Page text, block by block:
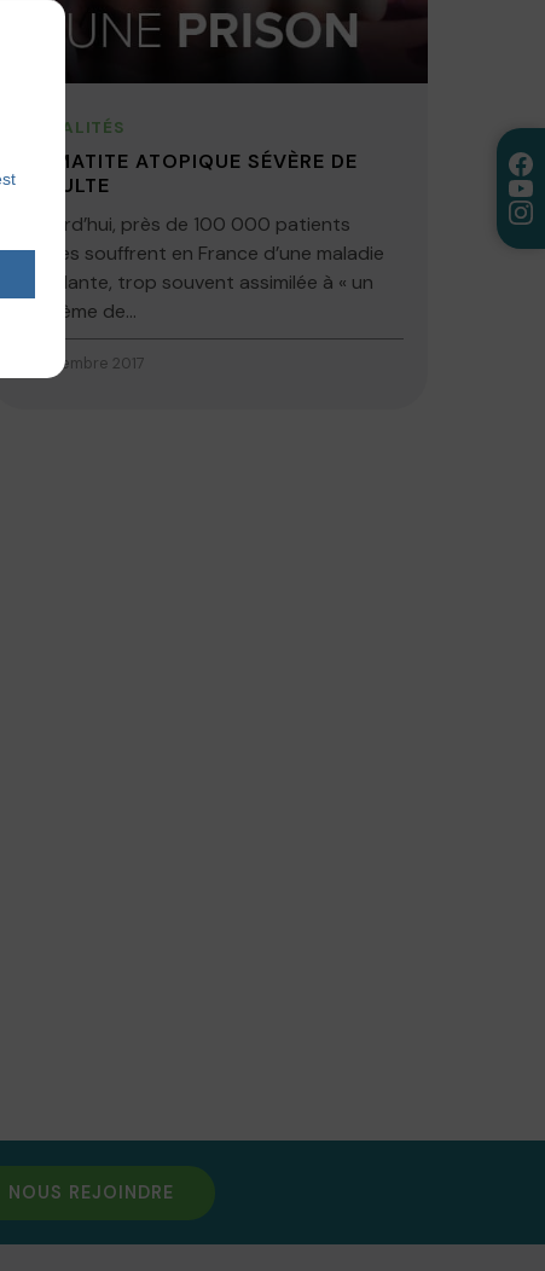
ACTUALITÉS
DERMATITE ATOPIQUE SÉVÈRE DE
L’ADULTE
Aujourd’hui, près de 100 000 patients
adultes souffrent en France d’une maladie
invalidante, trop souvent assimilée à « un
problème de...
5 septembre 2017
NOUS REJOINDRE